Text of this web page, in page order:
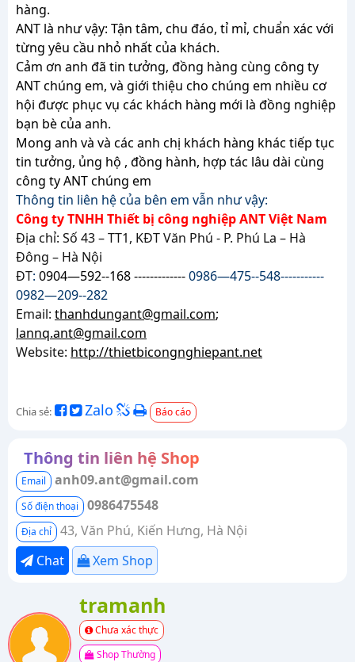
hàng.
ANT là như vậy: Tận tâm, chu đáo, tỉ mỉ, chuẩn xác với
từng yêu cầu nhỏ nhất của khách.
Cảm ơn anh đã tin tưởng, đồng hàng cùng công ty
ANT chúng em, và giới thiệu cho chúng em nhiều cơ
hội được phục vụ các khách hàng mới là đồng nghiệp
bạn bè của anh.
Mong anh và và các anh chị khách hàng khác tiếp tục
tin tưởng, ủng hộ , đồng hành, hợp tác lâu dài cùng
công ty ANT chúng em
Thông tin liên hệ của bên em vẫn như vậy:
Công ty TNHH Thiết bị công nghiệp ANT Việt Nam
Địa chỉ: Số 43 – TT1, KĐT Văn Phú - P. Phú La – Hà
Đông – Hà Nội
ĐT: 0904—592--168 -------------0986—475--548-----------
0982—209--282
Email: thanhdungant@gmail.com;
lannq.ant@gmail.com
Website: http://thietbicongnghiepant.net
Chia sẻ: Zalo Báo cáo
Thông tin liên hệ Shop
Email anh09.ant@gmail.com
Số điện thoại 0986475548
Địa chỉ
43, Văn Phú, Kiến Hưng, Hà Nội
Chat
Xem Shop
tramanh
Chưa xác thực
Shop Thường